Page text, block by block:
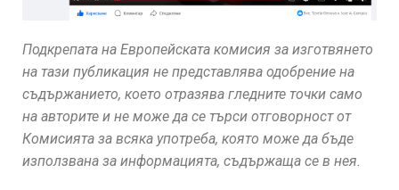
Подкрепата на Европейската комисия за изготвянето
на тази публикация не представлява одобрение на
съдържанието, което отразява гледните точки само
на авторите и не може да се търси отговорност от
Комисията за всяка употреба, която може да бъде
използвана за информацията, съдържаща се в нея.